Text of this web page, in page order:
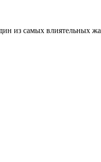
из самых влиятельных